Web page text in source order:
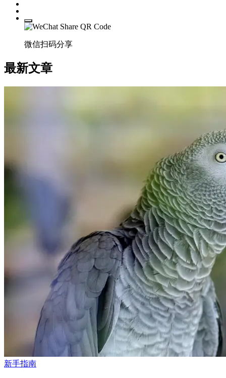
微信扫码分享
最新文章
新手指南